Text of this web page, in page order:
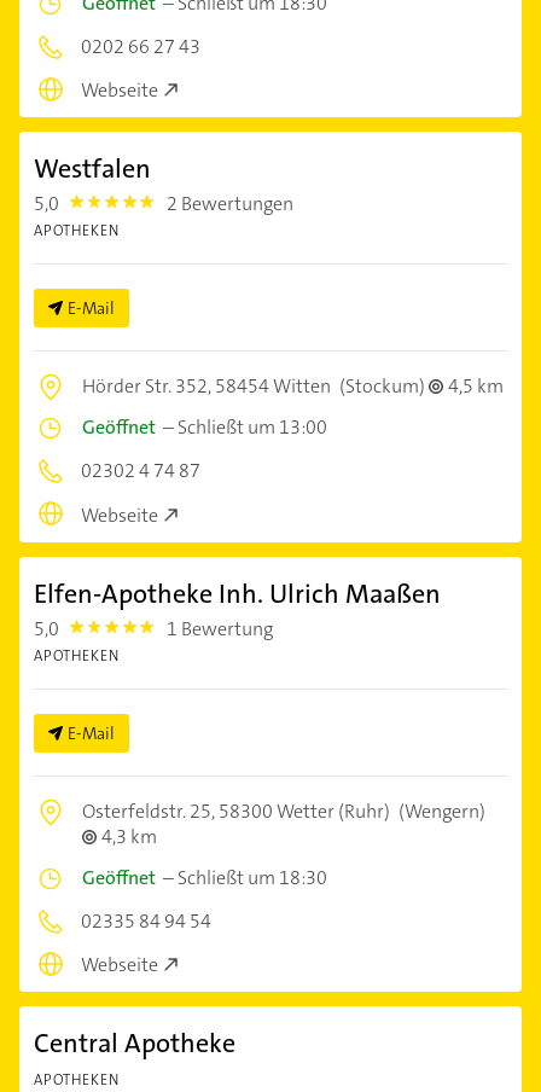
0202 66 27 43
Webseite
Westfalen
5,0 5.0 2 Bewertungen
APOTHEKEN
E-Mail
Hörder Str. 352,58454 Witten (Stockum)
4,5 km
Geöffnet –Schließt um 13:00
02302 4 74 87
Webseite
Elfen-Apotheke Inh. Ulrich Maaßen
5,0 5.0 1 Bewertung
APOTHEKEN
E-Mail
Osterfeldstr. 25,58300 Wetter (Ruhr) (Wengern)
4,3 km
Geöffnet –Schließt um 18:30
02335 84 94 54
Webseite
Central Apotheke
APOTHEKEN